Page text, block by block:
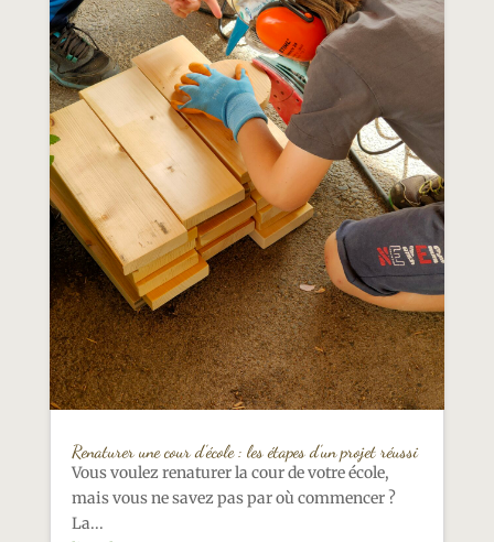
Renaturer une cour d’école : les étapes d’un projet réussi
Vous voulez renaturer la cour de votre école,
mais vous ne savez pas par où commencer ?
La...